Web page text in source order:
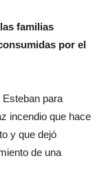
familias
por el
para
incendio que hace
y que dejó
de una